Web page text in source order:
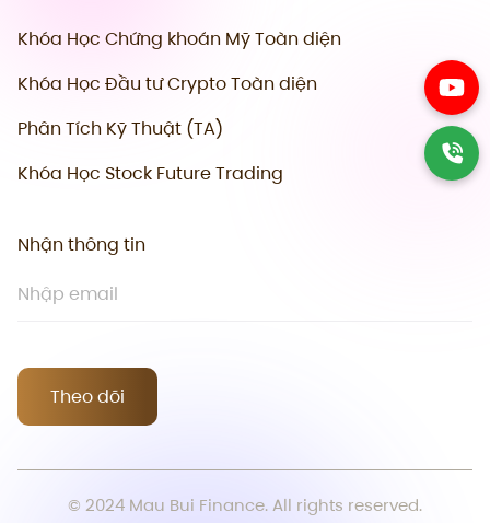
Khóa Học Chứng khoán Mỹ Toàn diện
Khóa Học Đầu tư Crypto Toàn diện
Phân Tích Kỹ Thuật (TA)
Khóa Học Stock Future Trading
Nhận thông tin
Theo dõi
© 2024 Mau Bui Finance. All rights reserved.